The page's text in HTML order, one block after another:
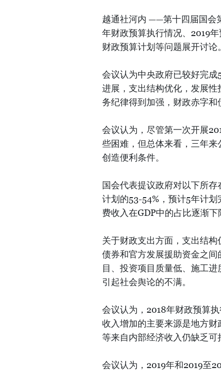
越通社河内 ——第十四届国会
年财政预算执行情况、2019
财政预算计划等问题展开讨论
会议认为中央政府已较好完
进展，支出结构优化，发展
务纪律得到加强，财政赤字
会议认为，尽管第一次开展
些困难，但总体来看，三年
创造便利条件。
国会代表提议政府对以下所
计划的53-54%，预计5年计
费收入在GDP中的占比逐渐下
关于财政支出方面，支出结
债券和官方发展援助资金之
目、投资项目质量低、施工
引起社会舆论的不满。
会议认为，2018年财政预算
收入增加的主要来源是地方
等来自内部经济收入仍缺乏可
会议认为，2019年和2019至